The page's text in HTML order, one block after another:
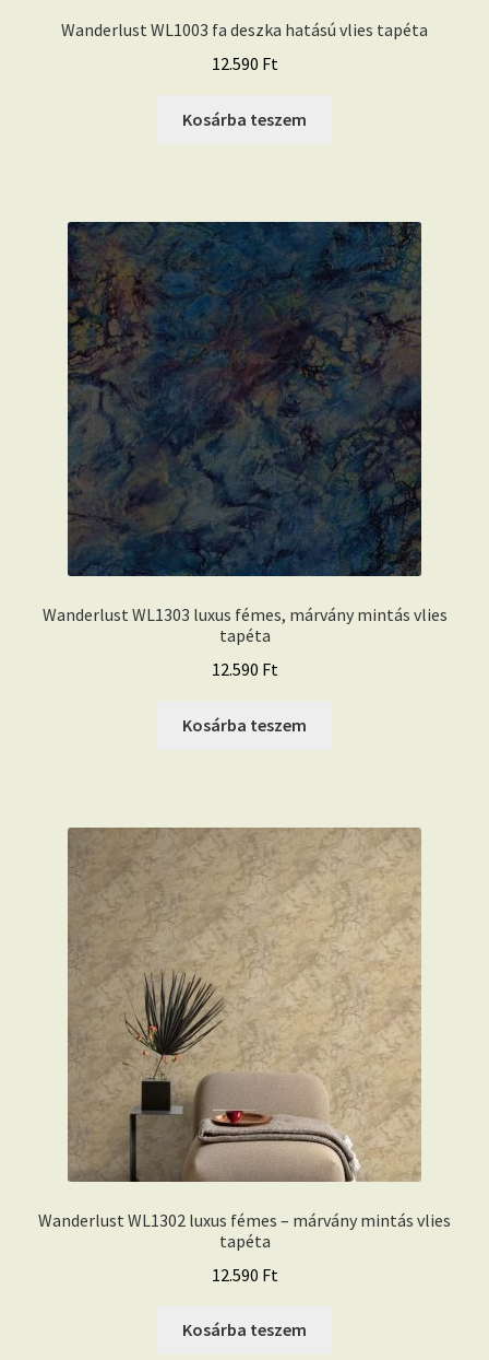
Wanderlust WL1003 fa deszka hatású vlies tapéta
12.590 Ft
Kosárba teszem
Wanderlust WL1303 luxus fémes, márvány mintás vlies
tapéta
12.590 Ft
Kosárba teszem
Wanderlust WL1302 luxus fémes – márvány mintás vlies
tapéta
12.590 Ft
Kosárba teszem